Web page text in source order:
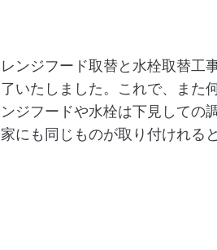
レンジフード取替と水栓取替工
了いたしました。これで、また
ンジフードや水栓は下見しての
家にも同じものが取り付けれる